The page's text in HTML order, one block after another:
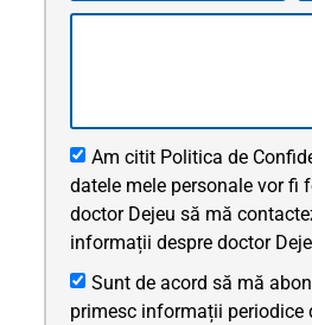
Am citit Politica de
datele mele personale vor fi
doctor Dejeu să mă
informații despre doctor
Sunt de acord să mă
primesc informații periodice